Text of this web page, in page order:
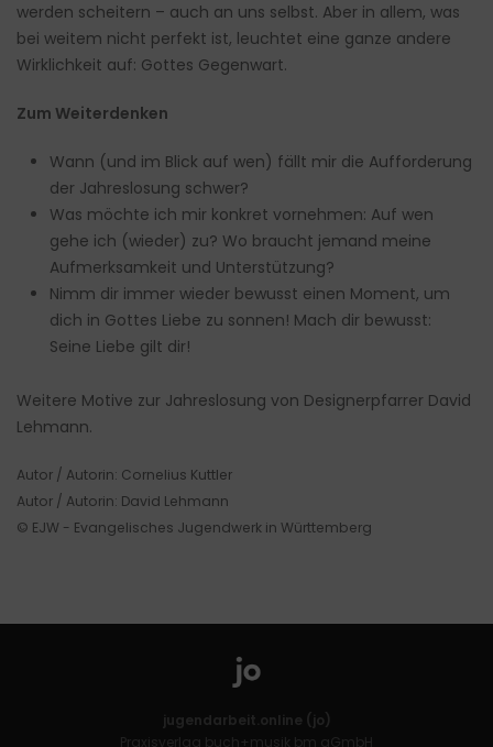
werden scheitern – auch an uns selbst. Aber in allem, was
bei weitem nicht perfekt ist, leuchtet eine ganze andere
Wirklichkeit auf: Gottes Gegenwart.
Zum Weiterdenken
Wann (und im Blick auf wen) fällt mir die Aufforderung
der Jahreslosung schwer?
Was möchte ich mir konkret vornehmen: Auf wen
gehe ich (wieder) zu? Wo braucht jemand meine
Aufmerksamkeit und Unterstützung?
Nimm dir immer wieder bewusst einen Moment, um
dich in Gottes Liebe zu sonnen! Mach dir bewusst:
Seine Liebe gilt dir!
Weitere Motive zur Jahreslosung von Designerpfarrer David
Lehmann.
Autor / Autorin: Cornelius Kuttler
Autor / Autorin: David Lehmann
© EJW - Evangelisches Jugendwerk in Württemberg
jugendarbeit.online (jo)
Praxisverlag buch+musik bm gGmbH